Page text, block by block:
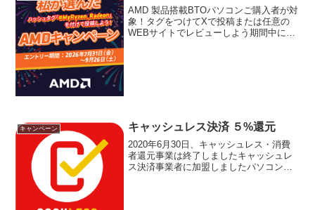
AMD 製品搭載BTOパソコンご購入者が対
象！タグをつけてXで投稿または任意の
WEBサイトでレビューしよう期間中に対
キャンペーン キャッシュレス決済 ５%還元
2020年6月30日、キャッシュレス・消費
者還元事業は終了しましたキャッシュレ
ス決済事業者に加盟しましたパソコン